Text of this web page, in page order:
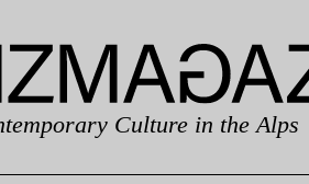
Culture in the Alps